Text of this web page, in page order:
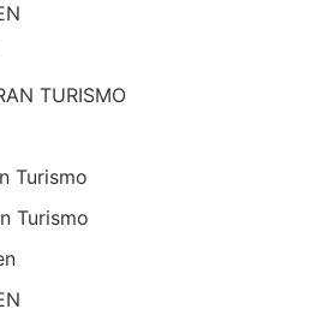
TURISMO
Turismo
Turismo